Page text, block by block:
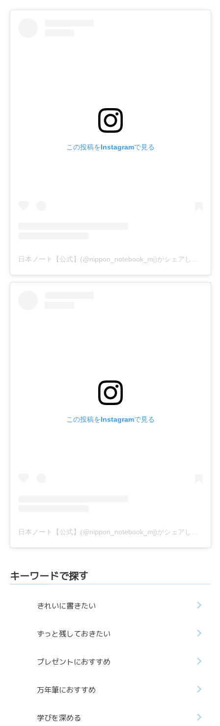
この投稿をInstagramで見る
日本ノート【公式】(@nippon_notebook_mj)がシェアした投稿
この投稿をInstagramで見る
キーワードで探す
きれいに書きたい
ずっと残しておきたい
プレゼントにおすすめ
万年筆におすすめ
学びを深める